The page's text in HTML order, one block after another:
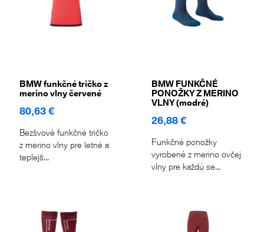
BMW funkčné tričko z
merino vlny červené
80,63 €
Bezšvové funkčné tričko
z merino vlny pre letné a
teplejš...
BMW FUNKČNÉ
PONOŽKY Z MERINO
VLNY (modré)
26,88 €
Funkčné ponožky
vyrobené z merino ovčej
vlny pre každú se...